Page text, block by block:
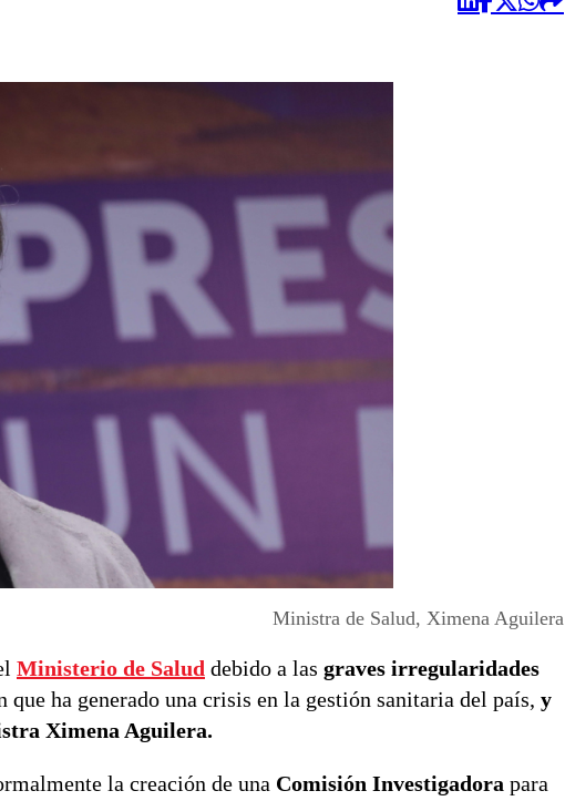
Ministra de Salud, Ximena Aguilera
Ministerio de Salud debido a las graves irregularidades
ha generado una crisis en la gestión sanitaria del país, y
Ximena Aguilera.
la creación de una Comisión Investigadora para